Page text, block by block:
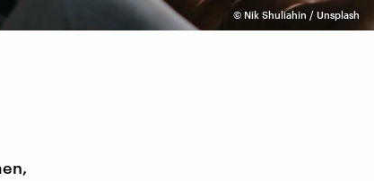
© Nik Shuliahin / Unsplash